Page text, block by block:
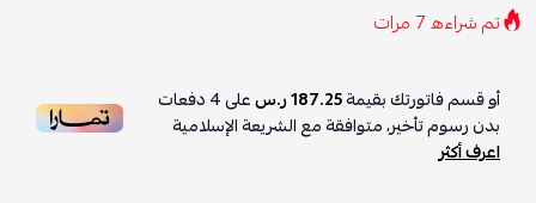
تم شراءه7 مرات
أو قسم فاتورتك بقيمة187.25 ر.س على4دفعات
بدون رسوم تأخير، متوافقة مع الشريعة الإسلامية
اعرف أكثر